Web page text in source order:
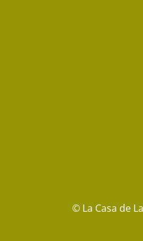
© La Casa de